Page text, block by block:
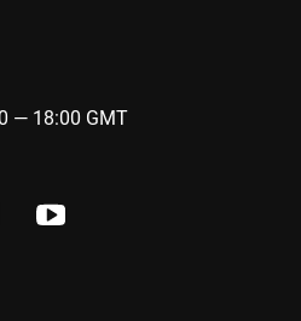
— 18:00 GMT